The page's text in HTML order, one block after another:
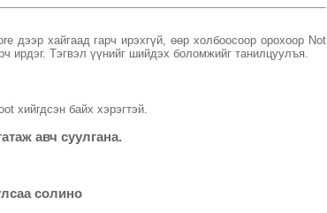
дээр хайгаад гарч ирэхгүй, өөр холбоосоор орохоор Not
ирдэг. Тэгвэл үүнийг шийдэх боломжийг танилцуулъя.
хийгдсэн байх хэрэгтэй.
авч суулгана.
солино